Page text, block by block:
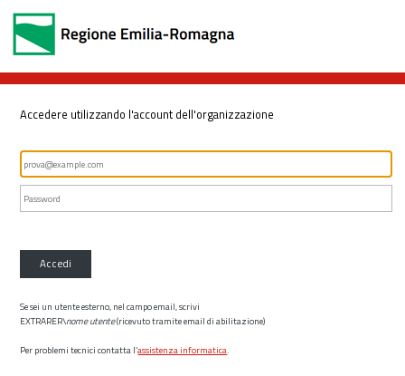
Accedere utilizzando l'account dell'organizzazione
Accedi
Se sei un utente esterno, nel campo email, scrivi
EXTRARER\nome utente(ricevuto tramite email di abilitazione)
Per problemi tecnici contatta l’assistenza informatica.